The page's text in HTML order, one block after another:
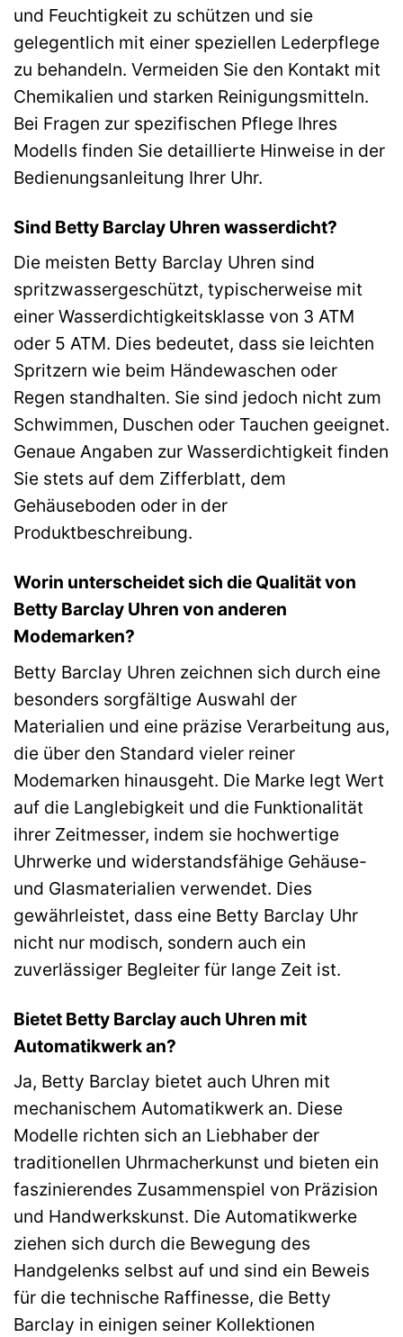
und Feuchtigkeit zu schützen und sie
gelegentlich mit einer speziellen Lederpflege
zu behandeln. Vermeiden Sie den Kontakt mit
Chemikalien und starken Reinigungsmitteln.
Bei Fragen zur spezifischen Pflege Ihres
Modells finden Sie detaillierte Hinweise in der
Bedienungsanleitung Ihrer Uhr.
Sind Betty Barclay Uhren wasserdicht?
Die meisten Betty Barclay Uhren sind
spritzwassergeschützt, typischerweise mit
einer Wasserdichtigkeitsklasse von 3 ATM
oder 5 ATM. Dies bedeutet, dass sie leichten
Spritzern wie beim Händewaschen oder
Regen standhalten. Sie sind jedoch nicht zum
Schwimmen, Duschen oder Tauchen geeignet.
Genaue Angaben zur Wasserdichtigkeit finden
Sie stets auf dem Zifferblatt, dem
Gehäuseboden oder in der
Produktbeschreibung.
Worin unterscheidet sich die Qualität von
Betty Barclay Uhren von anderen
Modemarken?
Betty Barclay Uhren zeichnen sich durch eine
besonders sorgfältige Auswahl der
Materialien und eine präzise Verarbeitung aus,
die über den Standard vieler reiner
Modemarken hinausgeht. Die Marke legt Wert
auf die Langlebigkeit und die Funktionalität
ihrer Zeitmesser, indem sie hochwertige
Uhrwerke und widerstandsfähige Gehäuse-
und Glasmaterialien verwendet. Dies
gewährleistet, dass eine Betty Barclay Uhr
nicht nur modisch, sondern auch ein
zuverlässiger Begleiter für lange Zeit ist.
Bietet Betty Barclay auch Uhren mit
Automatikwerk an?
Ja, Betty Barclay bietet auch Uhren mit
mechanischem Automatikwerk an. Diese
Modelle richten sich an Liebhaber der
traditionellen Uhrmacherkunst und bieten ein
faszinierendes Zusammenspiel von Präzision
und Handwerkskunst. Die Automatikwerke
ziehen sich durch die Bewegung des
Handgelenks selbst auf und sind ein Beweis
für die technische Raffinesse, die Betty
Barclay in einigen seiner Kollektionen